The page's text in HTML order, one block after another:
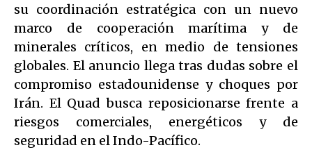
su coordinación estratégica con un nuevo
marco de cooperación marítima y de
minerales críticos, en medio de tensiones
globales. El anuncio llega tras dudas sobre el
compromiso estadounidense y choques por
Irán. El Quad busca reposicionarse frente a
riesgos comerciales, energéticos y de
seguridad en el Indo-Pacífico.